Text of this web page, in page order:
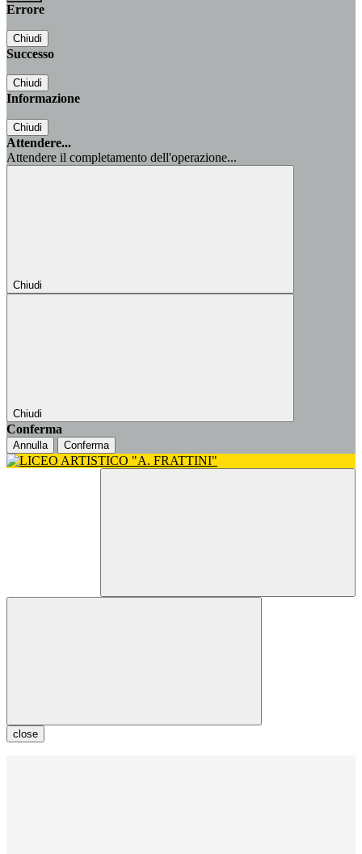
Errore
Chiudi
Successo
Chiudi
Informazione
Chiudi
Attendere...
Attendere il completamento dell'operazione...
Chiudi
Chiudi
Conferma
Annulla Conferma
close